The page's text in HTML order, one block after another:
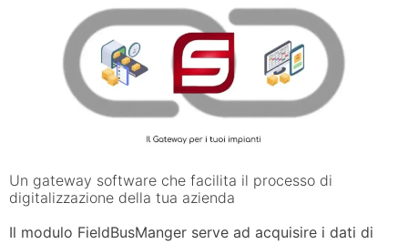
Un gateway software che facilita il processo di
digitalizzazione della tua azienda
Il modulo FieldBusManger serve ad acquisire i dati di